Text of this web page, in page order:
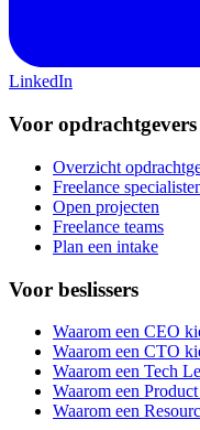
LinkedIn
Voor opdrachtgevers
Overzicht
Freelance
Open projecten
Freelance teams
Plan een intake
Voor beslissers
Waarom een CEO
Waarom een CTO
Waarom een Tech
Waarom een
Waarom een